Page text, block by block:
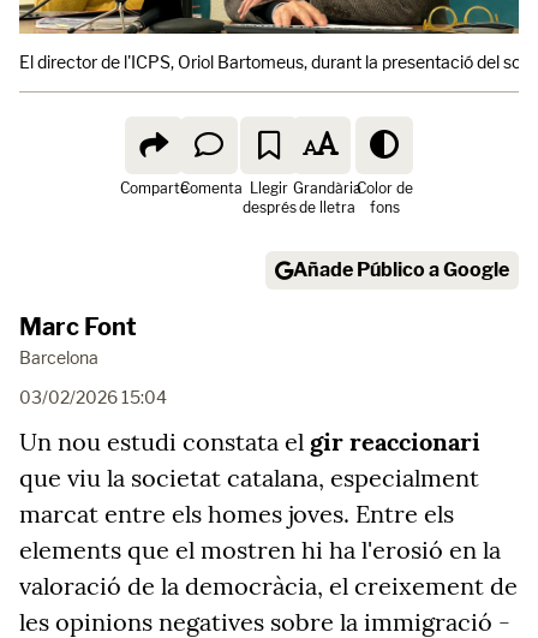
El director de l'ICPS, Oriol Bartomeus, durant la presentació del
ComparteComenta Llegir
després
Grandària
de lletra
Color de
fons
Añade Público a Google
Marc Font
Barcelona
03/02/2026 15:04
Un nou estudi constata el gir reaccionari
que viu la societat catalana, especialment
marcat entre els homes joves. Entre els
elements que el mostren hi ha l'erosió en la
valoració de la democràcia, el creixement de
les opinions negatives sobre la immigració -